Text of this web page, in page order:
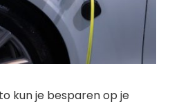
kun je besparen op je